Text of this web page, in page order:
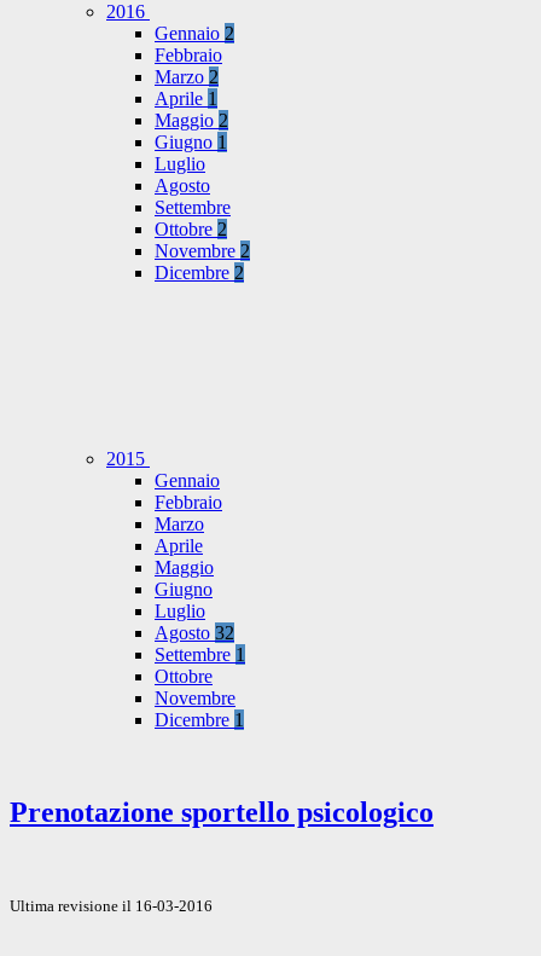
2016
Gennaio 2
Febbraio
Marzo 2
Aprile 1
Maggio 2
Giugno 1
Luglio
Agosto
Settembre
Ottobre 2
Novembre 2
Dicembre 2
2015
Gennaio
Febbraio
Marzo
Aprile
Maggio
Giugno
Luglio
Agosto 32
Settembre 1
Ottobre
Novembre
Dicembre 1
Prenotazione sportello psicologico
Ultima revisione il 16-03-2016